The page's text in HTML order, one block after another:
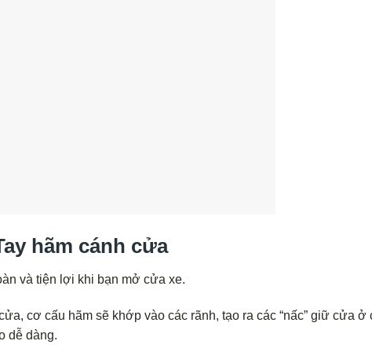
hãm cánh cửa
và tiện lợi khi bạn mở cửa xe.
cơ cấu hãm sẽ khớp vào các rãnh, tạo ra các “nấc” giữ cửa ở
dễ dàng.